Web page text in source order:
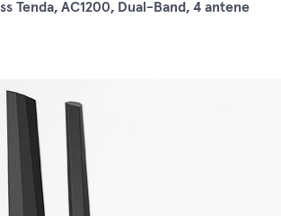
Tenda, AC1200, Dual-Band, 4 antene